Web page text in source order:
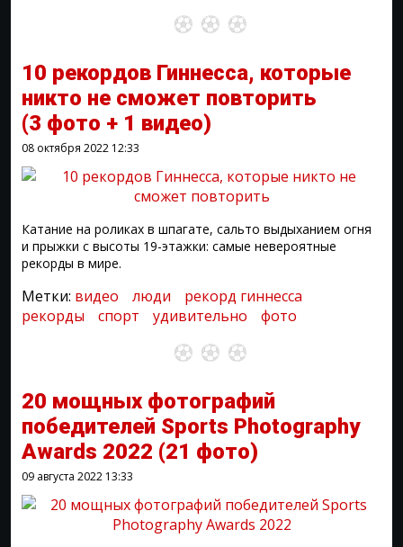
10 рекордов Гиннесса, которые
никто не сможет повторить
(3 фото + 1 видео)
08 октября 2022 12:33
Катание на роликах в шпагате, сальто выдыханием огня
и прыжки с высоты 19-этажки: самые невероятные
рекорды в мире.
Метки: видео люди
рекорд гиннесса
рекорды
спорт удивительно фото
20 мощных фотографий
победителей Sports Photography
Awards 2022 (21 фото)
09 августа 2022 13:33